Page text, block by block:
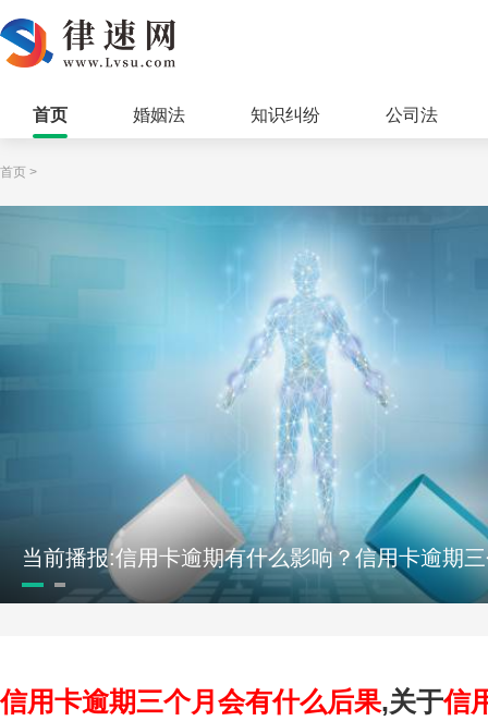
首页 婚姻法 知识纠纷 公司法
首页 >
信用卡逾期三个月会有什么后果,关于信